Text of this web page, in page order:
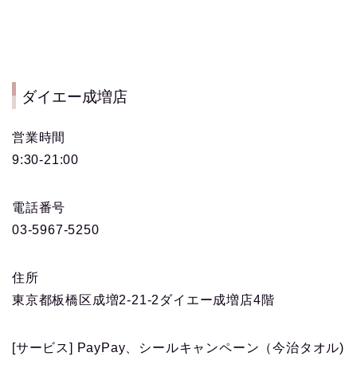
ダイエー成増店
営業時間
9:30-21:00
電話番号
03-5967-5250
住所
東京都板橋区成増2-21-2ダイエー成増店4階
[サービス] PayPay、シールキャンペーン（今治タオル)